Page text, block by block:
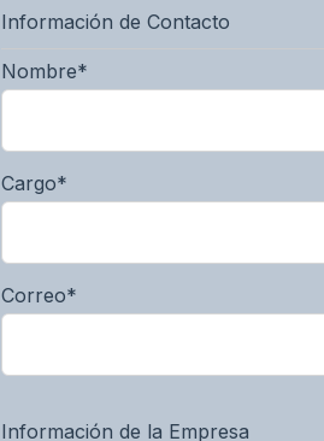
Información de Contacto
Nombre*
Cargo*
Correo*
Información de la Empresa